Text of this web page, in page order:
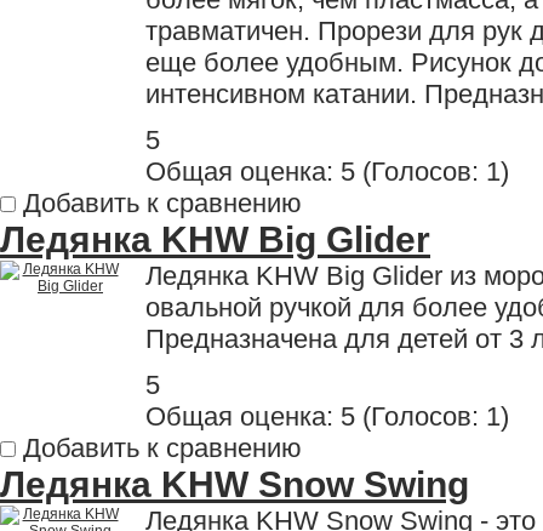
травматичен. Прорези для рук
еще более удобным. Рисунок
интенсивном катании.
5
Общая оценка: 5 (Голосов: 1)
Добавить к сравнению
Ледянка KHW Big Glider
Ледянка KHW Big Glider из
овальной ручкой для более
Предназначена для детей от 3
5
Общая оценка: 5 (Голосов: 1)
Добавить к сравнению
Ледянка KHW Snow Swing
Ледянка KHW Snow Swing -